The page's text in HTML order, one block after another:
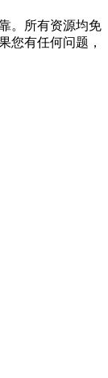
。所有资源均免
您有任何问题，